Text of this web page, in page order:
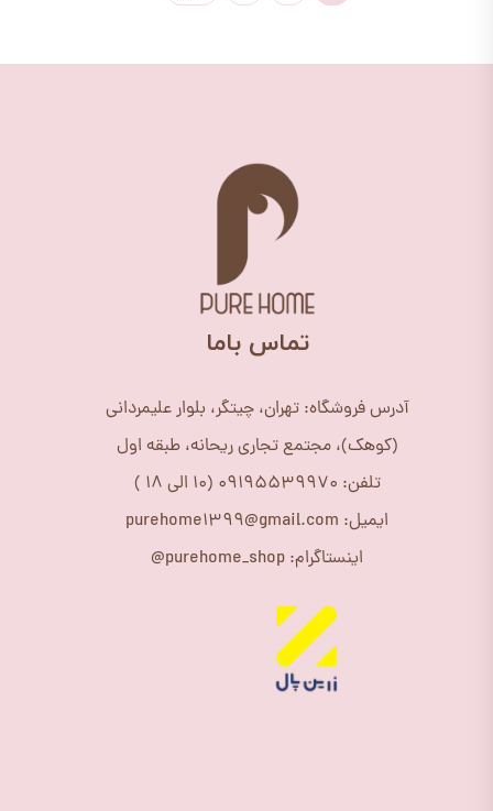
​تماس باما
آدرس فروشگاه: تهران، چیتگر، بلوار علیمردانی
(کوهک)، مجتمع تجاری ریحانه، طبقه اول
تلفن: 09195539970 (10 الی 18 )
ایمیل: purehome1399@gmail.com
اینستاگرام: purehome_shop@